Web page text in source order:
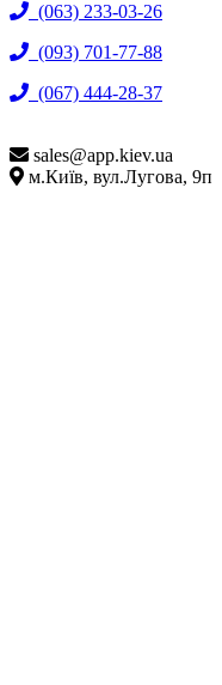
(063) 233-03-26
(093) 701-77-88
(067) 444-28-37
sales@app.kiev.ua
м.Київ, вул.Лугова, 9п